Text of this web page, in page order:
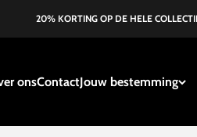
20% KORTING OP DE HELE COLLECTIE
onsContactJouw bestemming